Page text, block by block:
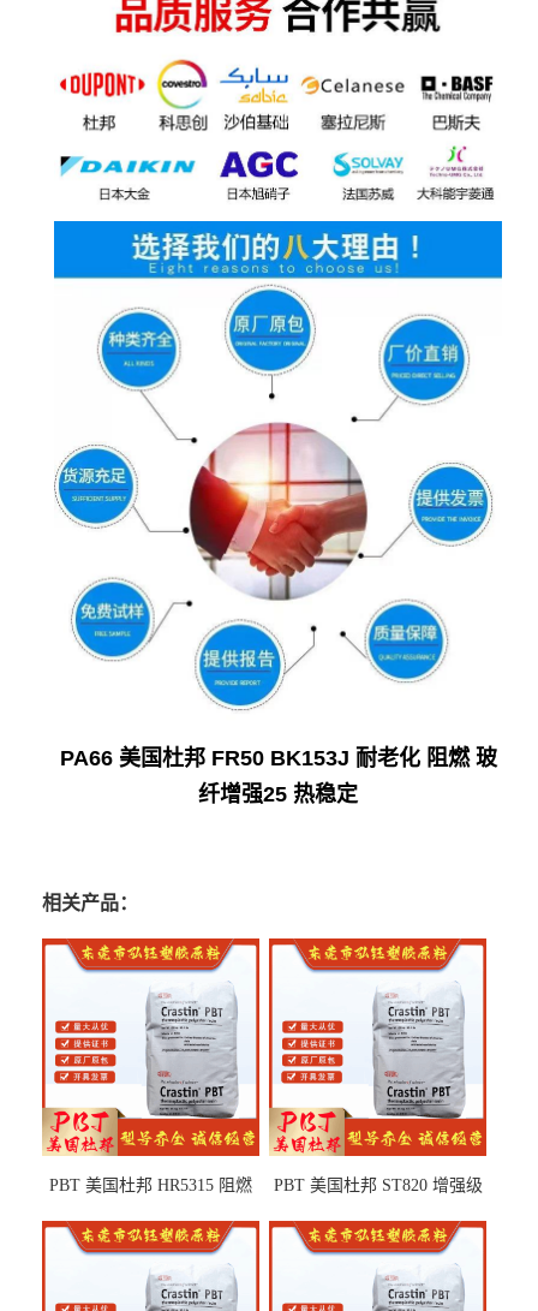
PA66 美国杜邦 FR50 BK153J 耐老化 阻燃 玻
纤增强25 热稳定
相关产品：
PBT 美国杜邦 HR5315 阻燃
部件
PBT 美国杜邦 ST820 增强级